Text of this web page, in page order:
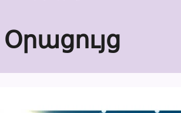
Օրացույց